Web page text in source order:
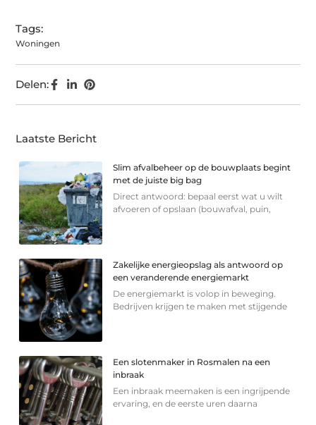
Tags:
Woningen
Delen:
Laatste Bericht
Slim afvalbeheer op de bouwplaats begint
met de juiste big bag
Direct antwoord: bepaal eerst wat u wilt
afvoeren of opslaan (bouwafval, puin,
Zakelijke energieopslag als antwoord op
een veranderende energiemarkt
De energiemarkt is volop in beweging.
Bedrijven krijgen te maken met stijgende
Een slotenmaker in Rosmalen na een
inbraak
Een inbraak meemaken is een ingrijpende
ervaring, en de eerste uren daarna